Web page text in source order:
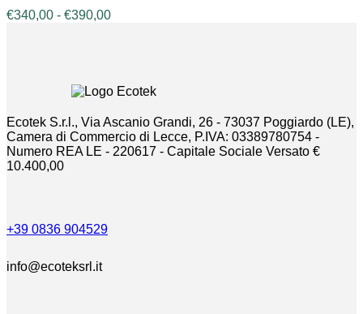
opzioni
pagina
prodotto
€340,00 - €390,00Fascia
a
Ecotek S.r.l., Via Ascanio Grandi, 26 - 73037 Poggiardo (LE),
Camera di Commercio di Lecce, P.IVA: 03389780754 -
Numero REA LE - 220617 - Capitale Sociale Versato €
10.400,00
+39 0836 904529
info@ecoteksrl.it